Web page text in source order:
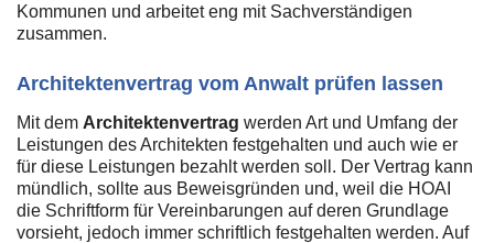
Kommunen und arbeitet eng mit Sachverständigen
zusammen.
Architektenvertrag vom Anwalt prüfen lassen
Mit dem Architektenvertrag werden Art und Umfang der
Leistungen des Architekten festgehalten und auch wie er
für diese Leistungen bezahlt werden soll. Der Vertrag kann
mündlich, sollte aus Beweisgründen und, weil die HOAI
die Schriftform für Vereinbarungen auf deren Grundlage
vorsieht, jedoch immer schriftlich festgehalten werden. Auf